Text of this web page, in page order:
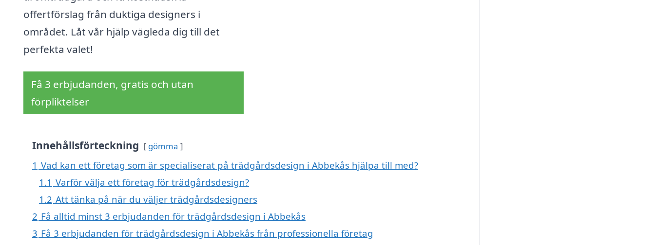
offertförslag från duktiga designers i
området. Låt vår hjälp vägleda dig till det
perfekta valet!
Få 3 erbjudanden, gratis och utan
förpliktelser
Innehållsförteckning gömma
1 Vad kan ett företag som är specialiserat på trädgårdsdesign i Abbekås hjälpa till med?
1.1 Varför välja ett företag för trädgårdsdesign?
1.2 Att tänka på när du väljer trädgårdsdesigners
2 Få alltid minst 3 erbjudanden för trädgårdsdesign i Abbekås
3 Få 3 erbjudanden för trädgårdsdesign i Abbekås från professionella företag